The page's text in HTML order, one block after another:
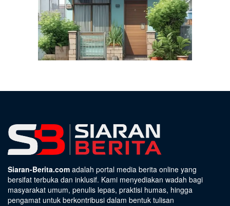
Siaran-Berita.com adalah portal media berita online yang
bersifat terbuka dan inklusif. Kami menyediakan wadah bagi
masyarakat umum, penulis lepas, praktisi humas, hingga
pengamat untuk berkontribusi dalam bentuk tulisan